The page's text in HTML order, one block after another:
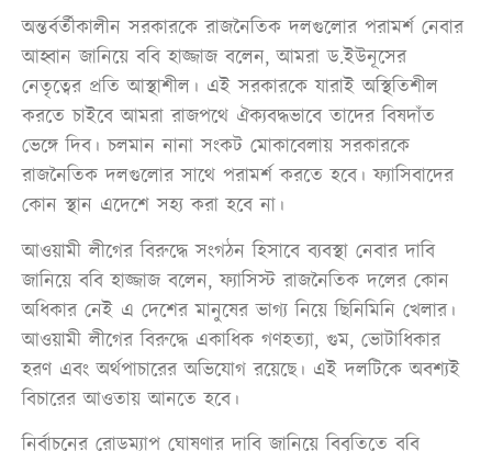
অন্তর্বর্তীকালীন সরকারকে রাজনৈতিক দলগুলোর পরামর্শ নেবার
আহ্বান জানিয়ে ববি হাজ্জাজ বলেন, আমরা ড.ইউনূসের
নেতৃত্বের প্রতি আস্থাশীল। এই সরকারকে যারাই অস্থিতিশীল
করতে চাইবে আমরা রাজপথে ঐক্যবদ্ধভাবে তাদের বিষদাঁত
ভেঙ্গে দিব। চলমান নানা সংকট মোকাবেলায় সরকারকে
রাজনৈতিক দলগুলোর সাথে পরামর্শ করতে হবে। ফ্যাসিবাদের
কোন স্থান এদেশে সহ্য করা হবে না।
আওয়ামী লীগের বিরুদ্ধে সংগঠন হিসাবে ব্যবস্থা নেবার দাবি
জানিয়ে ববি হাজ্জাজ বলেন, ফ্যাসিস্ট রাজনৈতিক দলের কোন
অধিকার নেই এ দেশের মানুষের ভাগ্য নিয়ে ছিনিমিনি খেলার।
আওয়ামী লীগের বিরুদ্ধে একাধিক গণহত্যা, গুম, ভোটাধিকার
হরণ এবং অর্থপাচারের অভিযোগ রয়েছে। এই দলটিকে অবশ্যই
বিচারের আওতায় আনতে হবে।